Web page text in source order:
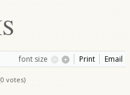
font size Print Email
votes)